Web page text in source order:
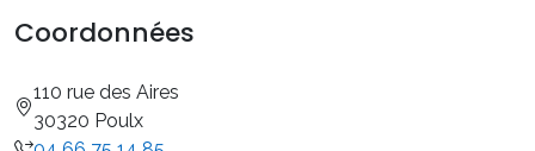
Coordonnées
110 rue des Aires
30320 Poulx